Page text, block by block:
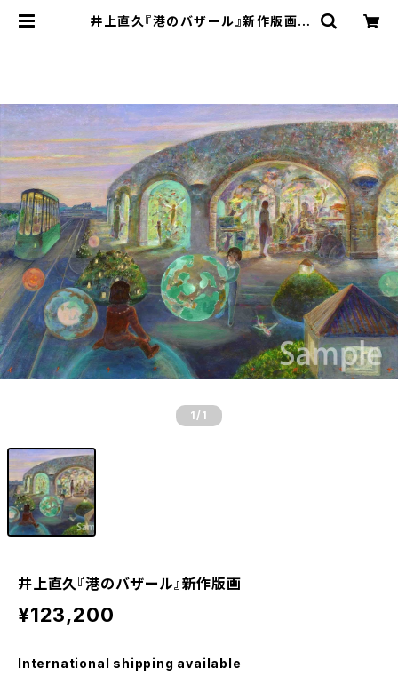
井上直久『港のバザール』新作版画 |
1 /1
井上直久『港のバザール』新作版画
¥123,200
International shipping available